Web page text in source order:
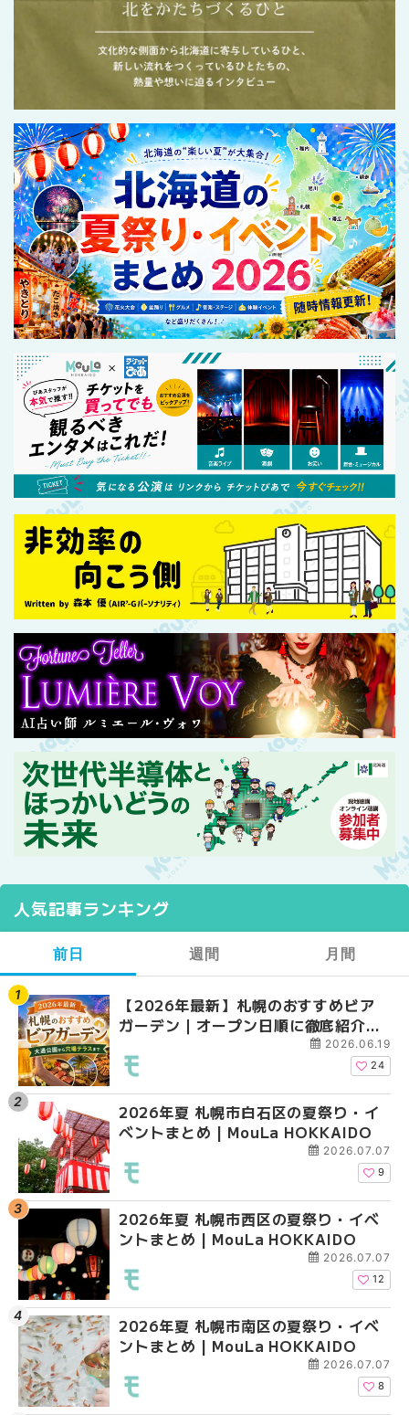
人気記事ランキング
前日
【2026年最新】札幌のおすすめビア
ガーデン｜オープン日順に徹底紹介！
大通公園から穴場テラスまで | MouLa
HOKKAIDO
2026.06.19
24
2026年夏 札幌市白石区の夏祭り・イ
ベントまとめ | MouLa HOKKAIDO
2026.07.07
9
2026年夏 札幌市西区の夏祭り・イベ
ントまとめ | MouLa HOKKAIDO
2026.07.07
12
2026年夏 札幌市南区の夏祭り・イベ
ントまとめ | MouLa HOKKAIDO
2026.07.07
8
週間
【2026年最新】札幌
ガーデン｜オープン日
大通公園から穴場テ
2026年夏 札幌市西区
ントまとめ | MouLa
2026年夏 札幌市北区
ントまとめ | MouLa
2026年夏 札幌市手稲
ベントまとめ |
月間
【2026年最新】札幌
ガーデン｜オープン日
大通公園から穴場テ
2026年夏 札幌市北区
ントまとめ | MouLa
2026年夏 札幌市西区
ントまとめ | MouLa
2026年夏 札幌市白石
ベントまとめ |